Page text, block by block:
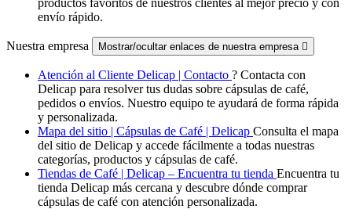
envío rápido.
Nuestra empresa Mostrar/ocultar enlaces de nuestra empresa 
Atención al Cliente Delicap | Contacto ? Contacta con
Delicap para resolver tus dudas sobre cápsulas de café,
pedidos o envíos. Nuestro equipo te ayudará de forma rápida
y personalizada.
Mapa del sitio | Cápsulas de Café | Delicap Consulta el mapa
del sitio de Delicap y accede fácilmente a todas nuestras
categorías, productos y cápsulas de café.
Tiendas de Café | Delicap – Encuentra tu tienda Encuentra tu
tienda Delicap más cercana y descubre dónde comprar
cápsulas de café con atención personalizada.